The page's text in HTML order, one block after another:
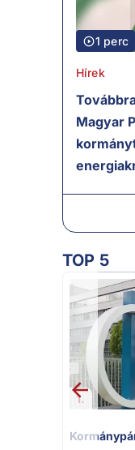
1 perc
Hírek
Magyar
TOP 5
1.